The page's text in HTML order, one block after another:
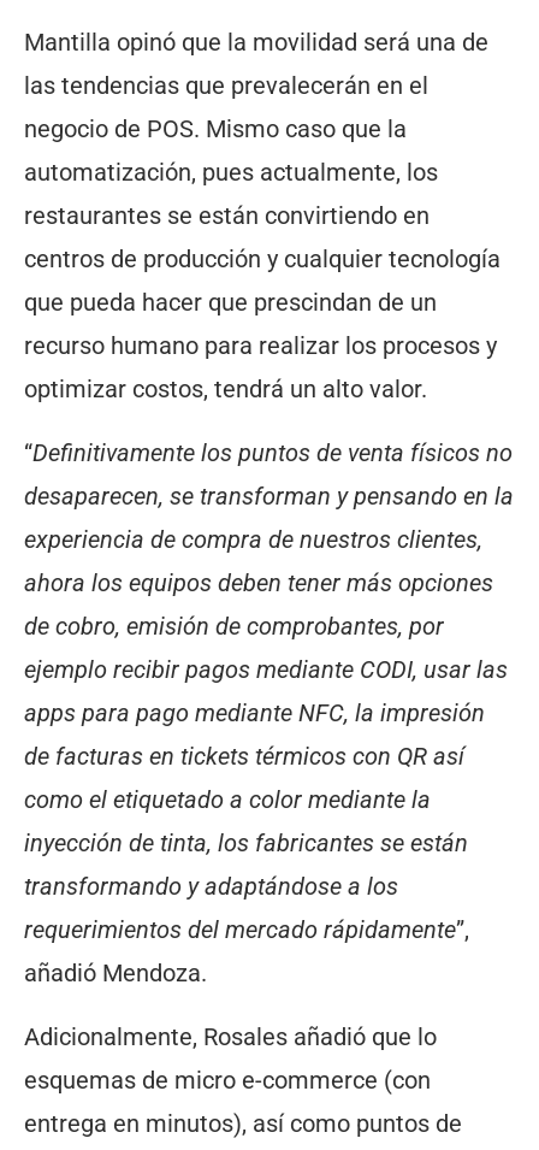
Mantilla opinó que la movilidad será una de
las tendencias que prevalecerán en el
negocio de POS. Mismo caso que la
automatización, pues actualmente, los
restaurantes se están convirtiendo en
centros de producción y cualquier tecnología
que pueda hacer que prescindan de un
recurso humano para realizar los procesos y
optimizar costos, tendrá un alto valor.
“Definitivamente los puntos de venta físicos no
desaparecen, se transforman y pensando en la
experiencia de compra de nuestros clientes,
ahora los equipos deben tener más opciones
de cobro, emisión de comprobantes, por
ejemplo recibir pagos mediante CODI, usar las
apps para pago mediante NFC, la impresión
de facturas en tickets térmicos con QR así
como el etiquetado a color mediante la
inyección de tinta, los fabricantes se están
transformando y adaptándose a los
requerimientos del mercado rápidamente”,
añadió Mendoza.
Adicionalmente, Rosales añadió que lo
esquemas de micro e-commerce (con
entrega en minutos), así como puntos de